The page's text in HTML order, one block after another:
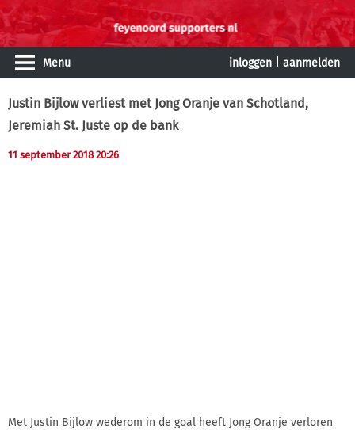
Menu inloggen aanmelden
Justin Bijlow verliest met Jong Oranje van Schotland,
Jeremiah St. Juste op de bank
11 september 2018 20:26
Met Justin Bijlow wederom in de goal heeft Jong Oranje verloren